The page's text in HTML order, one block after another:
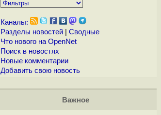
Каналы:
Разделы новостей| Сводные
Что нового на OpenNet
Поиск в новостях
Новые комментарии
Добавить свою новость
Важное